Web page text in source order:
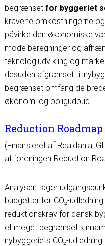
begrænset for byggeriet
kravene omkostningerne
påvirke den økonomiske
modelberegninger og
teknologiudvikling og
desuden afgrænset til
begrænset omfang de
økonomi og boligudbud.
Reduction Roadmap
(Finansieret af Realdania,
af foreningen Reduction
Analysen tager
budgetter for CO₂-
reduktionskrav for dansk
et meget begrænset
nybyggeriets CO₂-